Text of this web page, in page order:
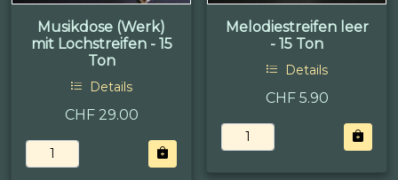
Musikdose (Werk)
mit Lochstreifen - 15
Ton
Details
CHF 29.00
Melodiestreifen leer
- 15 Ton
Details
CHF 5.90